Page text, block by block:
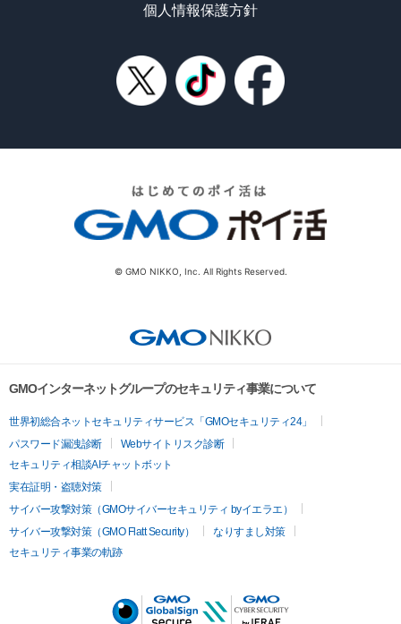
個人情報保護方針
© GMO NIKKO, Inc. All Rights Reserved.
GMOインターネットグループのセキュリティ事業について
世界初総合ネットセキュリティサービス「GMOセキュリティ24」
パスワード漏洩診断
Webサイトリスク診断
セキュリティ相談AIチャットボット
実在証明・盗聴対策
サイバー攻撃対策（GMOサイバーセキュリティ byイエラエ）
サイバー攻撃対策（GMO Flatt Security）
なりすまし対策
セキュリティ事業の軌跡